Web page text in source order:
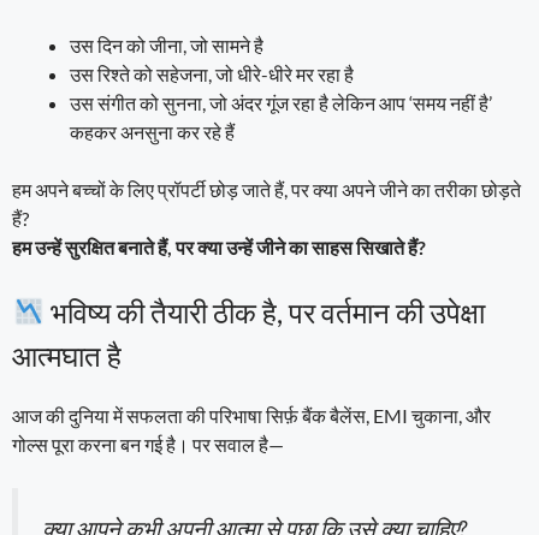
उस दिन को जीना, जो सामने है
उस रिश्ते को सहेजना, जो धीरे-धीरे मर रहा है
उस संगीत को सुनना, जो अंदर गूंज रहा है लेकिन आप ‘समय नहीं है’
कहकर अनसुना कर रहे हैं
हम अपने बच्चों के लिए प्रॉपर्टी छोड़ जाते हैं, पर क्या अपने जीने का तरीका छोड़ते
हैं?
हम उन्हें सुरक्षित बनाते हैं, पर क्या उन्हें जीने का साहस सिखाते हैं?
भविष्य की तैयारी ठीक है, पर वर्तमान की उपेक्षा
आत्मघात है
आज की दुनिया में सफलता की परिभाषा सिर्फ़ बैंक बैलेंस, EMI चुकाना, और
गोल्स पूरा करना बन गई है। पर सवाल है—
क्या आपने कभी अपनी आत्मा से पूछा कि उसे क्या चाहिए?